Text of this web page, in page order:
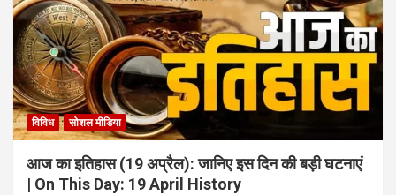
विविध सोशल मीडिया
आज का इतिहास (19 अप्रैल): जानिए इस दिन की बड़ी घटनाएं
| On This Day: 19 April History